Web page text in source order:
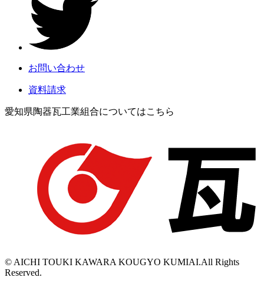
お問い合わせ
資料請求
愛知県陶器瓦工業組合についてはこちら
© AICHI TOUKI KAWARA KOUGYO KUMIAI.All Rights
Reserved.